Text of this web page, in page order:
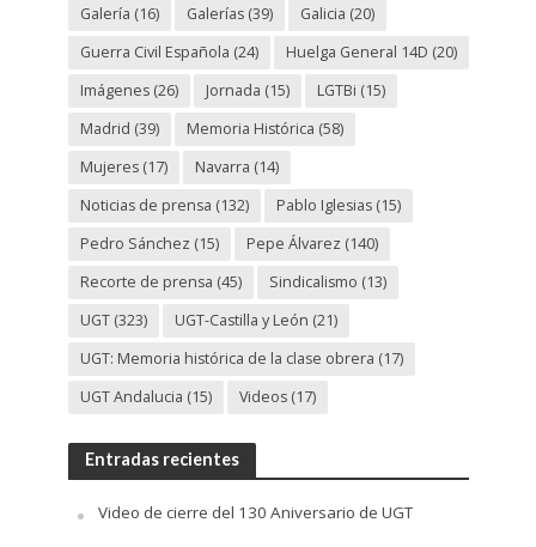
Galería (16) Galerías(39) Galicia (20)
Guerra Civil Española (24) Huelga General 14D (20)
Imágenes(26) Jornada (15) LGTBi (15)
Madrid (39) Memoria Histórica (58)
Mujeres(17) Navarra (14)
Noticias de prensa (132) Pablo Iglesias(15)
Pedro Sánchez (15) Pepe Álvarez (140)
Recorte de prensa (45) Sindicalismo (13)
UGT(323) UGT-Castilla y León (21)
UGT: Memoria histórica de la clase obrera (17)
UGT Andalucia (15) Videos(17)
Entradas recientes
Video de cierre del 130 Aniversario de UGT